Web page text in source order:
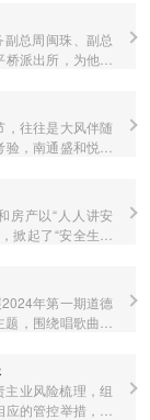
总周闽珠、副总
派出所，为他们
往往是大风伴随
，南通盛和悦家
家物业人严守岗
，全力牢筑防风
房产以“人人讲安
起了“安全生产
年第一期道德
，围绕唱歌曲、
质。
业风险梳理，组
的管控举措，推